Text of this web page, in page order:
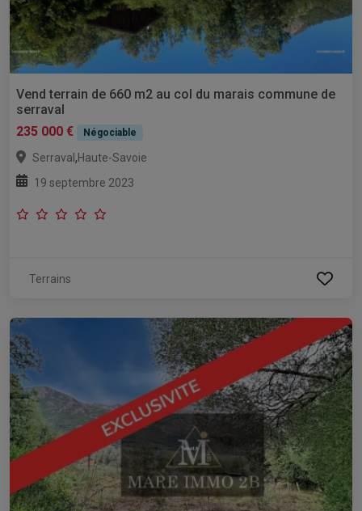
Vend terrain de 660 m2 au col du marais commune de
serraval
235 000 €
Négociable
Serraval ,Haute-Savoie
19 septembre 2023
Terrains